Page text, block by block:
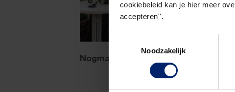
cookiebeleid kan je hier meer
accepteren''.
Noodzakelijk
Nogmaals van harte gefeliciteerd